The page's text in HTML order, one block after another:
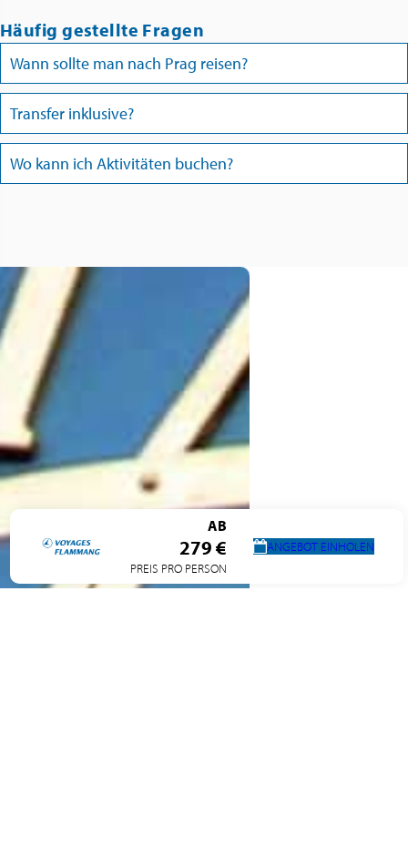
AB
279 €
PREIS PRO PERSON
ANGEBOT EINHOLEN
Häufig gestellte Fragen
Wann sollte man nach Prag reisen?
Transfer inklusive?
Wo kann ich Aktivitäten buchen?